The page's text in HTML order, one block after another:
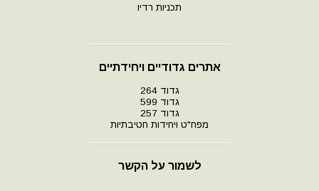
תכניות רדיו
אתרים גדודיים ויחידתיים
גדוד 264
גדוד 599
גדוד 257
מפח"ט ויחידות חטיבתיות
לשמור על הקשר